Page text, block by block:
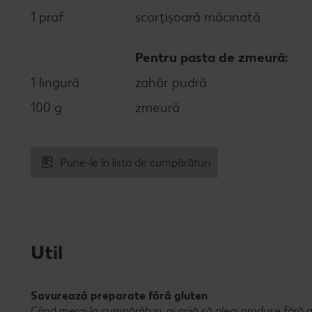
1 praf scorțișoară măcinată
Pentru pasta de zmeură:
1 lingură
zahăr pudră
100 g
zmeură
Pune-le în lista de cumpărături
Util
Savurează preparate fără gluten